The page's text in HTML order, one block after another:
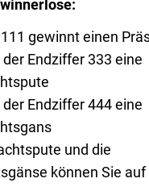
gewinnt einen
der Endziffer 333 eine
der Endziffer 444 eine
und die
können Sie auf